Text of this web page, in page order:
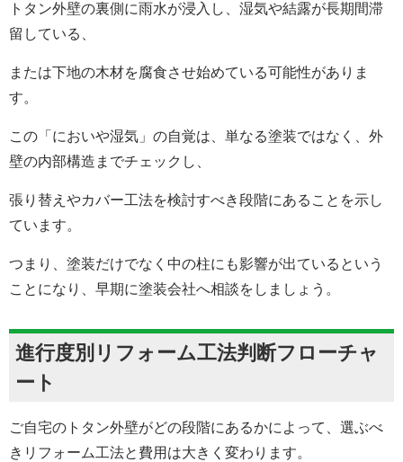
トタン外壁の裏側に雨水が浸入し、湿気や結露が長期間滞
留している、
または下地の木材を腐食させ始めている可能性がありま
す。
この「においや湿気」の自覚は、単なる塗装ではなく、外
壁の内部構造までチェックし、
張り替えやカバー工法を検討すべき段階にあることを示し
ています。
つまり、塗装だけでなく中の柱にも影響が出ているという
ことになり、早期に塗装会社へ相談をしましょう。
進行度別リフォーム工法判断フローチャ
ート
ご自宅のトタン外壁がどの段階にあるかによって、選ぶべ
きリフォーム工法と費用は大きく変わります。